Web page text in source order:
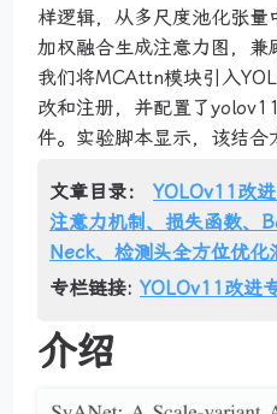
样逻辑，从多尺度池化张
加权融合生成注意力图，兼
我们将MCAttn模块引入
改和注册，并配置了
件。实验脚本显示，该结合
文章目录： YOLOv11改
注意力机制、损失函数、
Neck、检测头全方位优化
专栏链接: YOLOv11改进
介绍